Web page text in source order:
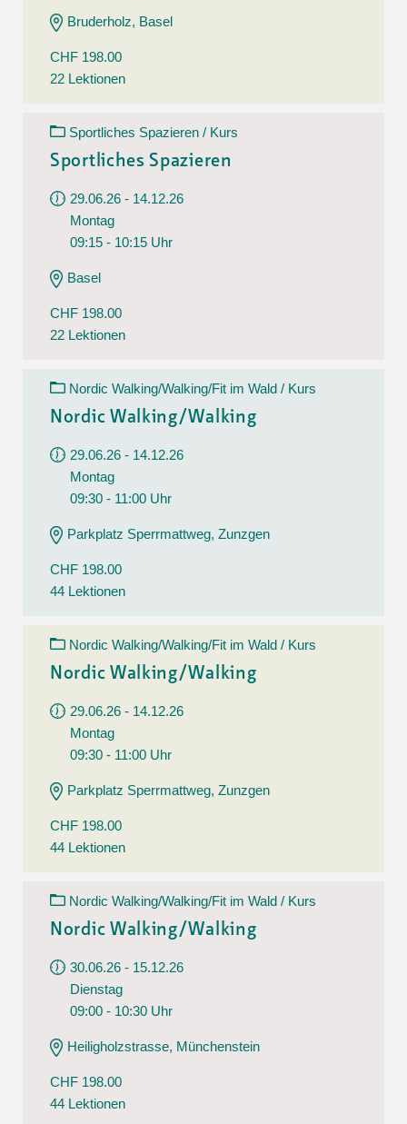
Bruderholz, Basel
CHF 198.00
22 Lektionen
Sportliches Spazieren / Kurs
Sportliches Spazieren
29.06.26 - 14.12.26
Montag
09:15 - 10:15 Uhr
Basel
CHF 198.00
22 Lektionen
Nordic Walking/Walking/Fit im Wald / Kurs
Nordic Walking/Walking
29.06.26 - 14.12.26
Montag
09:30 - 11:00 Uhr
Parkplatz Sperrmattweg, Zunzgen
CHF 198.00
44 Lektionen
Nordic Walking/Walking/Fit im Wald / Kurs
Nordic Walking/Walking
29.06.26 - 14.12.26
Montag
09:30 - 11:00 Uhr
Parkplatz Sperrmattweg, Zunzgen
CHF 198.00
44 Lektionen
Nordic Walking/Walking/Fit im Wald / Kurs
Nordic Walking/Walking
30.06.26 - 15.12.26
Dienstag
09:00 - 10:30 Uhr
Heiligholzstrasse, Münchenstein
CHF 198.00
44 Lektionen